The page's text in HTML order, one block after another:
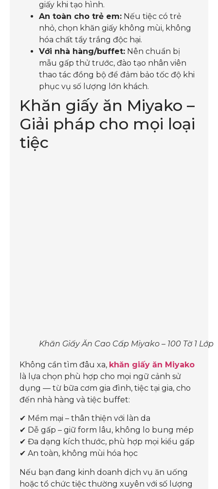
giấy khi tạo hình.
An toàn cho trẻ em: Nếu tiệc có trẻ
nhỏ, chọn khăn giấy không mùi, không
hóa chất tẩy trắng độc hại.
Với nhà hàng/buffet: Nên chuẩn bị
mẫu gấp thử trước, đào tạo nhân viên
thao tác đồng bộ để đảm bảo tốc độ khi
phục vụ số lượng lớn khách.
Khăn giấy ăn Miyako –
Giải pháp cho mọi loại
tiệc
Khăn Giấy Ăn Cao Cấp Miyako – 100 Tờ 1 Lớp
Không cần tìm đâu xa, khăn giấy ăn Miyako
là lựa chọn phù hợp cho mọi ngữ cảnh sử
dụng — từ bữa cơm gia đình, tiệc tại gia, cho
đến nhà hàng và tiệc buffet:
✔ Mềm mại – thân thiện với làn da
✔ Dễ gấp – giữ form lâu, không lo bung mép
✔ Đa dạng kích thước, phù hợp mọi kiểu gấp
✔ An toàn, không mùi hóa học
Nếu bạn đang kinh doanh dịch vụ ăn uống
hoặc tổ chức tiệc thường xuyên với số lượng